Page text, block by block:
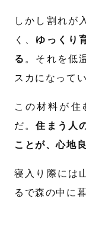
しかし割れが
く、 ゆっくり
る 。それを低
スカになって
この材料が住
だ。住まう人
ことが、心地
寝入り際には
るで森の中に